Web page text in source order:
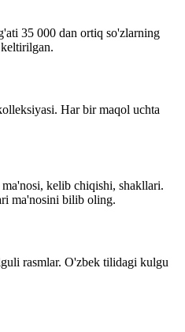
35 000 dan ortiq so'zlarning
Har bir maqol uchta
kelib chiqishi, shakllari.
ma'nosini bilib oling.
rasmlar. O'zbek tilidagi kulgu